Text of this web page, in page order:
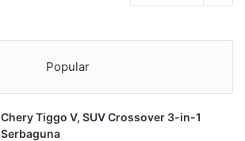
Popular
Chery Tiggo V, SUV Crossover 3-in-1
Serbaguna